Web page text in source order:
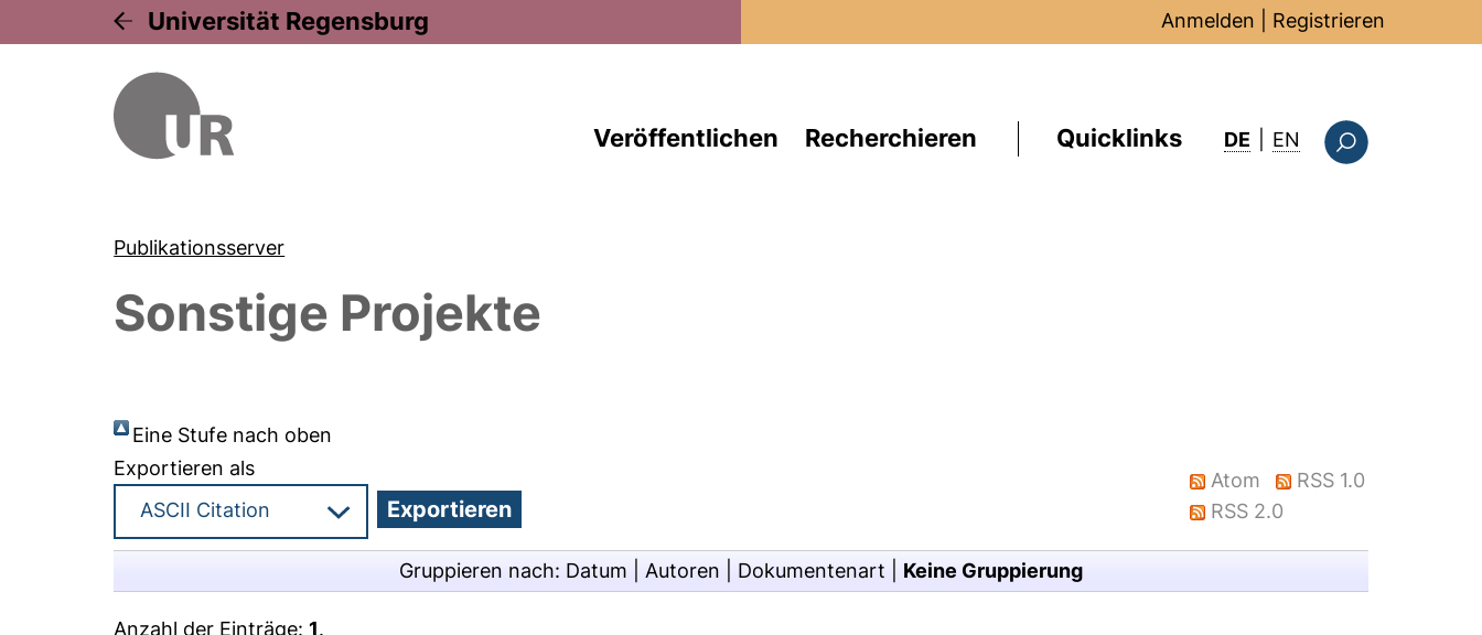
Universität Regensburg Anmelden Registrieren
Veröffentlichen Recherchieren Quicklinks DE EN : this page in
Publikationsserver
Sonstige Projekte
Eine Stufe nach oben
Exportieren als
Atom
RSS 1.0
RSS 2.0
Gruppieren nach: Datum Autoren Dokumentenart Keine Gruppierung
Anzahl der Einträge:1.